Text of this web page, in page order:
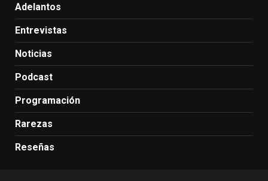
Adelantos
Entrevistas
Noticias
Podcast
Programación
Rarezas
Reseñas